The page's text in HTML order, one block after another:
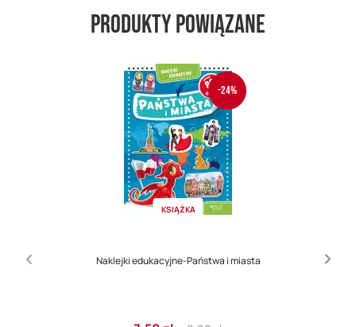
Produkty powiązane
-24%
KSIĄŻKA
Naklejki edukacyjne-Państwa i miasta
Cena Regular